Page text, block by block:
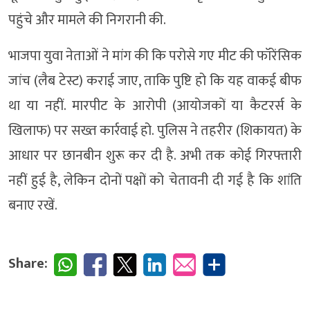
पहुंचे और मामले की निगरानी की.
भाजपा युवा नेताओं ने मांग की कि परोसे गए मीट की फॉरेंसिक
जांच (लैब टेस्ट) कराई जाए, ताकि पुष्टि हो कि यह वाकई बीफ
था या नहीं. मारपीट के आरोपी (आयोजकों या कैटरर्स के
खिलाफ) पर सख्त कार्रवाई हो. पुलिस ने तहरीर (शिकायत) के
आधार पर छानबीन शुरू कर दी है. अभी तक कोई गिरफ्तारी
नहीं हुई है, लेकिन दोनों पक्षों को चेतावनी दी गई है कि शांति
बनाए रखें.
Share: